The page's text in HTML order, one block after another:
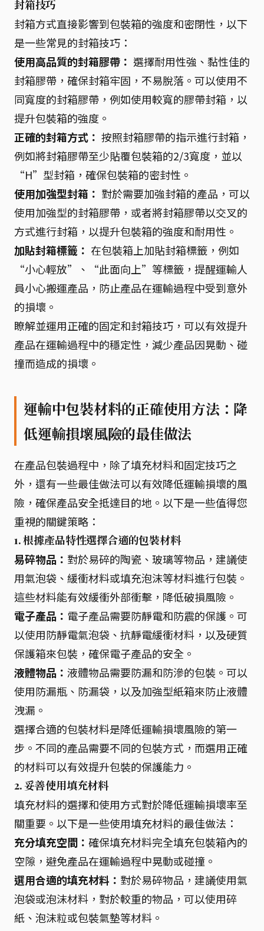
封箱技巧
封箱方式直接影響到包裝箱的強度和密閉性，以下
是一些常見的封箱技巧：
使用高品質的封箱膠帶： 選擇耐用性強、黏性佳的
封箱膠帶，確保封箱牢固，不易脫落。可以使用不
同寬度的封箱膠帶，例如使用較寬的膠帶封箱，以
提升包裝箱的強度。
正確的封箱方式： 按照封箱膠帶的指示進行封箱，
例如將封箱膠帶至少貼覆包裝箱的2/3寬度，並以
“H”型封箱，確保包裝箱的密封性。
使用加強型封箱： 對於需要加強封箱的產品，可以
使用加強型的封箱膠帶，或者將封箱膠帶以交叉的
方式進行封箱，以提升包裝箱的強度和耐用性。
加貼封箱標籤： 在包裝箱上加貼封箱標籤，例如
“小心輕放”、“此面向上”等標籤，提醒運輸人
員小心搬運產品，防止產品在運輸過程中受到意外
的損壞。
瞭解並運用正確的固定和封箱技巧，可以有效提升
產品在運輸過程中的穩定性，減少產品因晃動、碰
撞而造成的損壞。
運輸中包裝材料的正確使用方法：降
低運輸損壞風險的最佳做法
在產品包裝過程中，除了填充材料和固定技巧之
外，還有一些最佳做法可以有效降低運輸損壞的風
險，確保產品安全抵達目的地。以下是一些值得您
重視的關鍵策略：
1. 根據產品特性選擇合適的包裝材料
易碎物品： 對於易碎的陶瓷、玻璃等物品，建議使
用氣泡袋、緩衝材料或填充泡沫等材料進行包裝。
這些材料能有效緩衝外部衝擊，降低破損風險。
電子產品： 電子產品需要防靜電和防震的保護。可
以使用防靜電氣泡袋、抗靜電緩衝材料，以及硬質
保護箱來包裝，確保電子產品的安全。
液體物品： 液體物品需要防漏和防滲的包裝。可以
使用防漏瓶、防漏袋，以及加強型紙箱來防止液體
洩漏。
選擇合適的包裝材料是降低運輸損壞風險的第一
步。不同的產品需要不同的包裝方式，而選用正確
的材料可以有效提升包裝的保護能力。
2. 妥善使用填充材料
填充材料的選擇和使用方式對於降低運輸損壞率至
關重要。以下是一些使用填充材料的最佳做法：
充分填充空間： 確保填充材料完全填充包裝箱內的
空隙，避免產品在運輸過程中晃動或碰撞。
選用合適的填充材料： 對於易碎物品，建議使用氣
泡袋或泡沫材料，對於較重的物品，可以使用碎
紙、泡沫粒或包裝氣墊等材料。